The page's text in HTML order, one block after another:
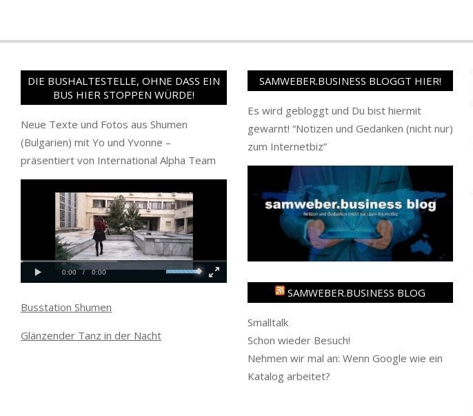
DIE BUSHALTESTELLE, OHNE DASS EIN
BUS HIER STOPPEN WÜRDE!
Neue Texte und Fotos aus Shumen
(Bulgarien) mit Yo und Yvonne –
präsentiert von International Alpha Team
Busstation Shumen
Glänzender Tanz in der Nacht
SAMWEBER.BUSINESS BLOGGT HIER!
Es wird gebloggt und Du bist hiermit
gewarnt! “Notizen und Gedanken (nicht nur)
zum Internetbiz”
SAMWEBER.BUSINESS BLOG
Smalltalk
Schon wieder Besuch!
Nehmen wir mal an: Wenn Google wie ein
Katalog arbeitet?